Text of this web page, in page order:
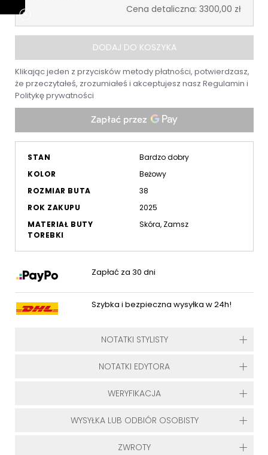
Cena detaliczna: 3300,00 zł
DODAJ DO KOSZYKA
Klikając jeden z przycisków metody płatności, potwierdzasz,
że przeczytałeś, zrozumiałeś i akceptujesz nasz Regulamin i
Politykę prywatności
STAN
Bardzo dobry
KOLOR
Beżowy
ROZMIAR BUTA
38
ROK ZAKUPU
2025
MATERIAŁ BUTY
TOREBKI
Skóra, Zamsz
Zapłać za 30 dni
Szybka i bezpieczna wysyłka w 24h!
NOTATKI STYLISTY
NOTATKI EDYTORA
WERYFIKACJA
WYSYŁKA LUB ODBIÓR OSOBISTY
ZWROTY